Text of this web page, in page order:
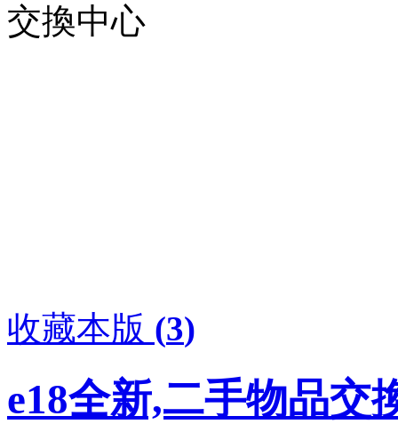
交換中心
收藏本版 (3)
e18全新,二手物品交